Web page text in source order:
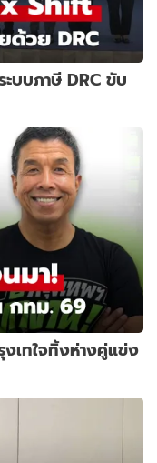
บบภาษี DRC ขับ
เทใจทิ้งห่างคู่แข่ง